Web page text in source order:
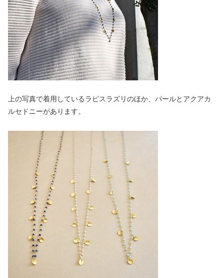
上の写真で着用しているラピスラズリのほか、パールとアクアカ
ルセドニーがあります。